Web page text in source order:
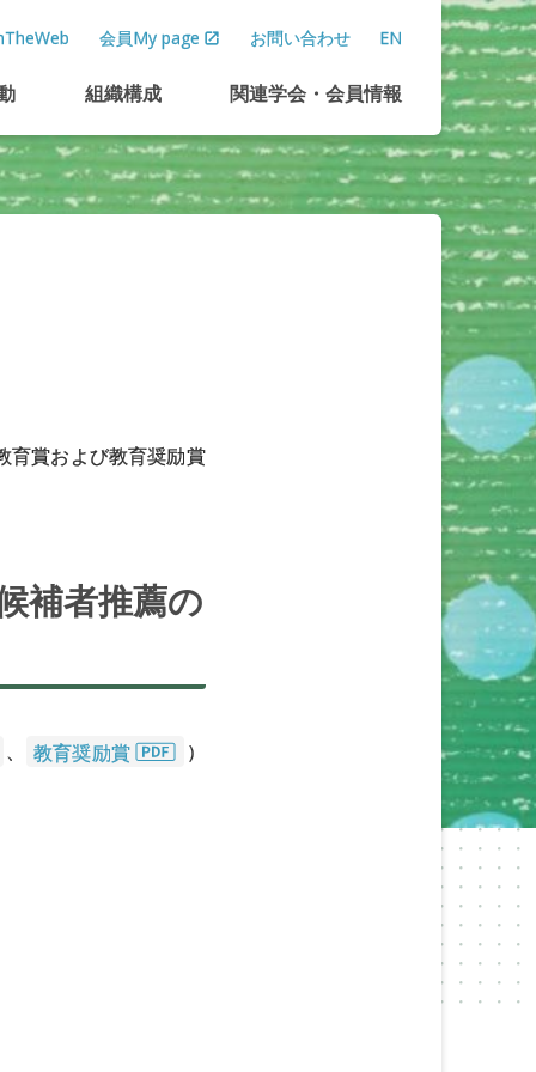
会員My page お問い合わせ EN
組織構成 関連学会 ・会員情報
育賞および教育奨励賞
補者推薦の
、 教育奨励賞 ）